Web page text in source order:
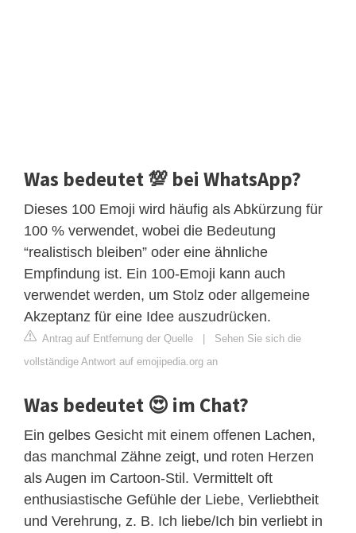
Was bedeutet 💯 bei WhatsApp?
Dieses 100 Emoji wird häufig als Abkürzung für
100 % verwendet, wobei die Bedeutung
“realistisch bleiben” oder eine ähnliche
Empfindung ist. Ein 100-Emoji kann auch
verwendet werden, um Stolz oder allgemeine
Akzeptanz für eine Idee auszudrücken.
Antrag auf Entfernung der Quelle | Sehen Sie sich die
vollständige Antwort auf emojipedia.org an
Was bedeutet 😍 im Chat?
Ein gelbes Gesicht mit einem offenen Lachen,
das manchmal Zähne zeigt, und roten Herzen
als Augen im Cartoon-Stil. Vermittelt oft
enthusiastische Gefühle der Liebe, Verliebtheit
und Verehrung, z. B. Ich liebe/Ich bin verliebt in